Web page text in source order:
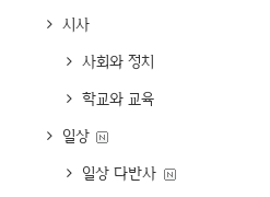
시사
사회와 정치
학교와 교육
일상
일상 다반사